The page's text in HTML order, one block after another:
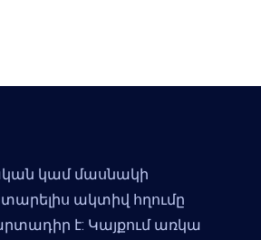
կամ մասնակի
ակտիվ հղումը
է: Կայքում առկա